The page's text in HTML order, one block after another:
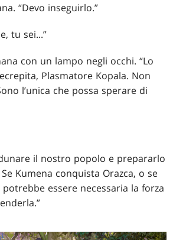
“Devo inseguirlo.”
tu sei...”
con un lampo negli occhi. “Lo
Plasmatore Kopala. Non
l’unica che possa sperare di
il nostro popolo e prepararlo
Kumena conquista Orazca, o se
essere necessaria la forza